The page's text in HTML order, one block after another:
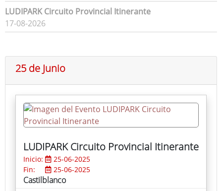
LUDIPARK Circuito Provincial Itinerante
17-08-2026
25 de Junio
LUDIPARK Circuito Provincial Itinerante
Inicio:
25-06-2025
Fin:
25-06-2025
Castilblanco